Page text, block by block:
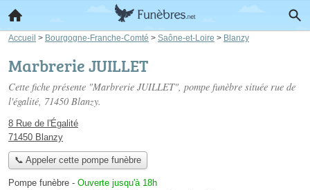
Accueil > Bourgogne-Franche-Comté > Saône-et-Loire > Blanzy
Marbrerie JUILLET
Cette fiche présente "Marbrerie JUILLET", pompe funèbre située rue de
l'égalité, 71450 Blanzy.
8 Rue de l'Égalité
71450 Blanzy
📞 Appeler cette pompe funèbre
Pompe funèbre - Ouverte jusqu'à 18h